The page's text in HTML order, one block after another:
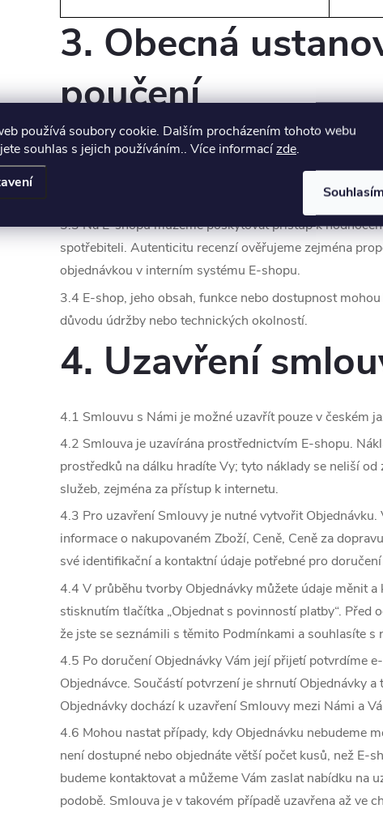
používá soubory cookie. Dalším procházením tohoto webu
souhlas s jejich používáním.. Více informacízde.
Souhlasím
3. Obecná
poučení
3.1 Koupě Zboží je možná pouze prostřednictvím
3.2 Při nákupu Zboží jste povinni poskytnout Nám
pravdivě a úplně. Údaje uvedené v Objednávce budeme
3.3 Na E-shopu můžeme poskytovat přístup k
spotřebiteli. Autenticitu recenzí ověřujeme zejména
objednávkou v interním systému E-shopu.
3.4 E-shop, jeho obsah, funkce nebo dostupnost
důvodu údržby nebo technických okolností.
4. Uzavření
4.1 Smlouvu s Námi je možné uzavřít pouze v českém
4.2 Smlouva je uzavírána prostřednictvím E-shopu.
prostředků na dálku hradíte Vy; tyto náklady se neliší
služeb, zejména za přístup k internetu.
4.3 Pro uzavření Smlouvy je nutné vytvořit Objednávku.
informace o nakupovaném Zboží, Ceně, Ceně za
své identifikační a kontaktní údaje potřebné pro
4.4 V průběhu tvorby Objednávky můžete údaje měnit
stisknutím tlačítka „Objednat s povinností platby“. Před
že jste se seznámili s těmito Podmínkami a souhlasíte s
4.5 Po doručení Objednávky Vám její přijetí potvrdíme
Objednávce. Součástí potvrzení je shrnutí Objednávky
Objednávky dochází k uzavření Smlouvy mezi Námi a
4.6 Mohou nastat případy, kdy Objednávku nebudeme
není dostupné nebo objednáte větší počet kusů, než E-
budeme kontaktovat a můžeme Vám zaslat nabídku na
podobě. Smlouva je v takovém případě uzavřena až ve